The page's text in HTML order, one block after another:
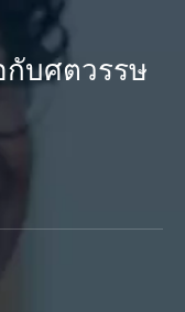
กับศตวรรษ